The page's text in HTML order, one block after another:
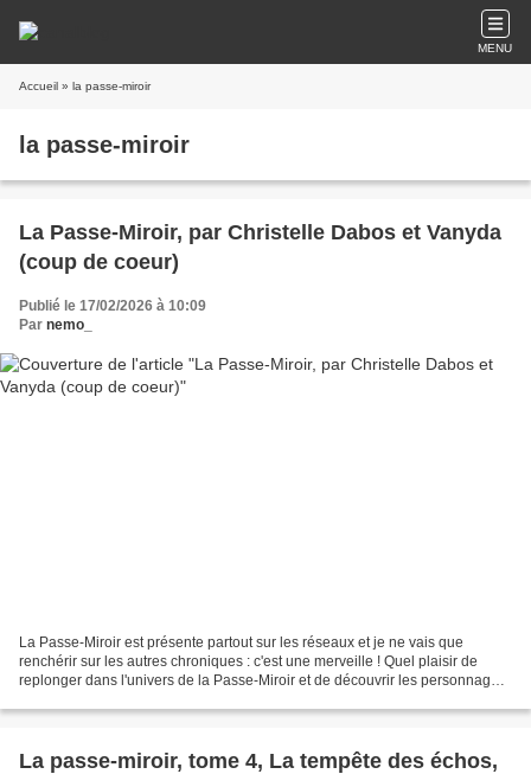
MENU
Accueil » la passe-miroir
la passe-miroir
La Passe-Miroir, par Christelle Dabos et Vanyda
(coup de coeur)
Publié le 17/02/2026 à 10:09
Par nemo_
La Passe-Miroir est présente partout sur les réseaux et je ne vais que
renchérir sur les autres chroniques : c'est une merveille ! Quel plaisir de
replonger dans l'univers de la Passe-Miroir et de découvrir les personnages
La passe-miroir, tome 4, La tempête des échos,